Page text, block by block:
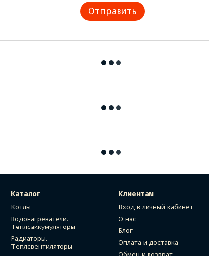
Отправить
Каталог
Котлы
Водонагреватели.
Теплоаккумуляторы
Радиаторы.
Тепловентиляторы
Клиентам
Вход в личный кабинет
О нас
Блог
Оплата и доставка
Обмен и возврат